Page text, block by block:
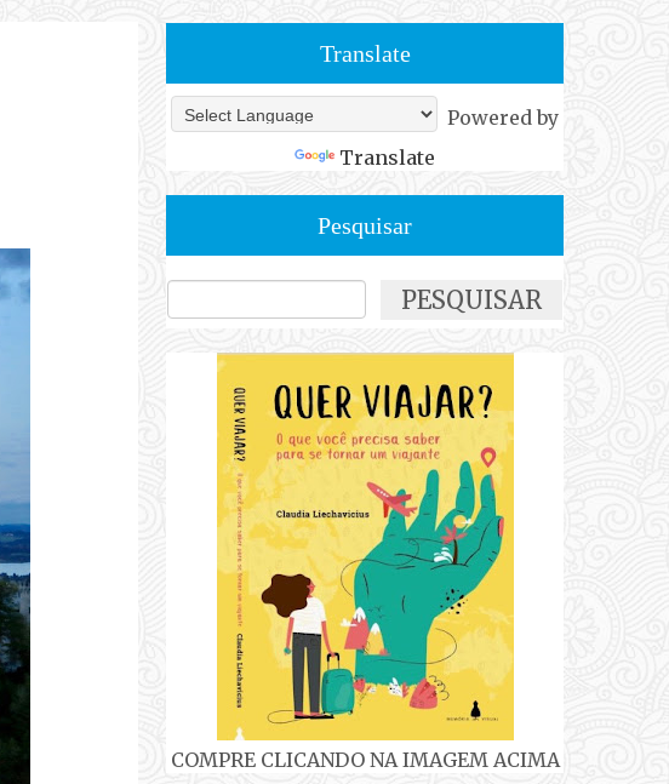
Translate
Powered by
Translate
Pesquisar
COMPRE CLICANDO NA IMAGEM ACIMA